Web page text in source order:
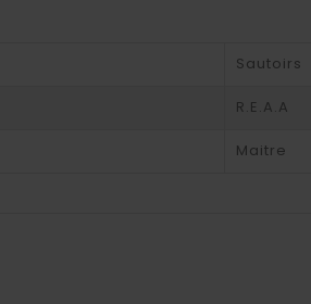
Sautoirs
R.E.A.A
Maitre